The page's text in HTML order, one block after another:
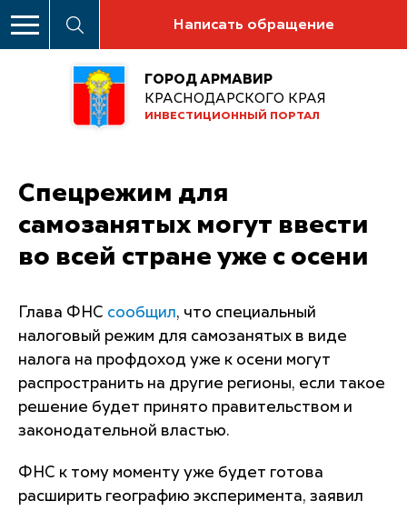
Написать обращение
ГОРОД АРМАВИР
КРАСНОДАРСКОГО КРАЯ
ИНВЕСТИЦИОННЫЙ ПОРТАЛ
Спецрежим для
самозанятых могут ввести
во всей стране уже с осени
Глава ФНС сообщил, что специальный
налоговый режим для самозанятых в виде
налога на профдоход уже к осени могут
распространить на другие регионы, если такое
решение будет принято правительством и
законодательной властью.
ФНС к тому моменту уже будет готова
расширить географию эксперимента, заявил